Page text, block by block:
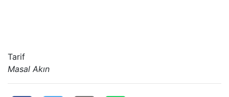
Tarif
Masal Akın